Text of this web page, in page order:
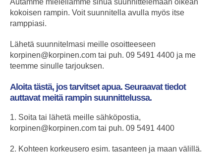
Autamme mielellämme sinua suunnittelemaan oikean
kokoisen rampin. Voit suunnitella avulla myös itse
ramppiasi.
Lähetä suunnitelmasi meille osoitteeseen
korpinen@korpinen.com tai puh. 09 5491 4400 ja me
teemme sinulle tarjouksen.
Aloita tästä, jos tarvitset apua. Seuraavat tiedot
auttavat meitä rampin suunnittelussa.
1. Soita tai lähetä meille sähköpostia,
korpinen@korpinen.com tai puh. 09 5491 4400
2. Kohteen korkeusero esim. tasanteen ja maan välillä.